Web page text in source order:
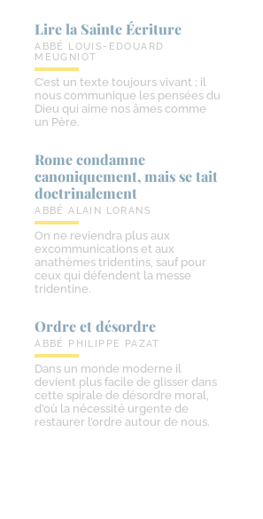
Lire la Sainte Écriture
ABBÉ LOUIS-EDOUARD
MEUGNIOT
C’est un texte toujours vivant ; il
nous communique les pensées du
Dieu qui aime nos âmes comme
un Père.
Rome condamne
canoniquement, mais se tait
doctrinalement
ABBÉ ALAIN LORANS
On ne reviendra plus aux
excommunications et aux
anathèmes tridentins, sauf pour
ceux qui défendent la messe
tridentine.
Ordre et désordre
ABBÉ PHILIPPE PAZAT
Dans un monde moderne il
devient plus facile de glisser dans
cette spirale de désordre moral,
d’où la nécessité urgente de
restaurer l’ordre autour de nous.